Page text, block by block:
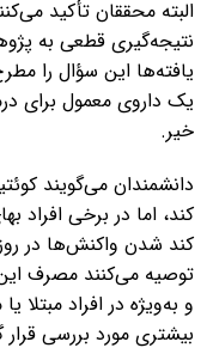
البته محققان تأکید
نتیجه‌گیری قطعی به
یافته‌ها این سؤال را
یک داروی معمول برای
خیر.
دانشمندان می‌گویند
کند، اما در برخی
کند شدن واکنش‌ها در
توصیه می‌کنند مصرف
و به‌ویژه در افراد
بیشتری مورد بررسی قرار